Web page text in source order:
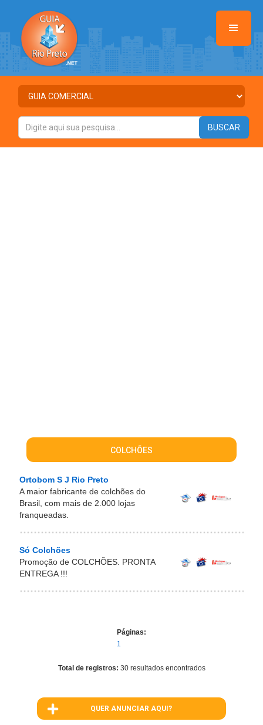
COLCHÕES
Ortobom S J Rio Preto
A maior fabricante de colchões do
Brasil, com mais de 2.000 lojas
franqueadas.
Só Colchões
Promoção de COLCHÕES. PRONTA
ENTREGA !!!
Páginas:
1
Total de registros: 30 resultados encontrados
QUER ANUNCIAR AQUI?